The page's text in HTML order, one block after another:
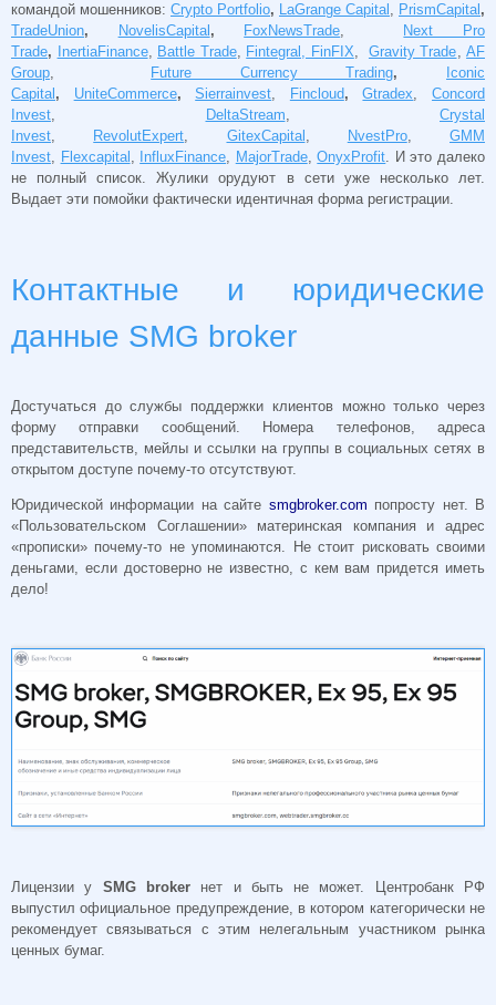
командой мошенников: Crypto Portfolio, LaGrange Capital , PrismCapital ,
TradeUnion, NovelisCapital , FoxNewsTrade,
Next Pro
Trade, InertiaFinance, Battle Trade, Fintegral, FinFIX, Gravity Trade,AF
Group, Future Currency Trading,
Iconic
Capital , UniteCommerce,Sierrainvest, Fincloud,Gtradex,Concord
Invest, DeltaStream, Crystal
Invest, RevolutExpert, GitexCapital , NvestPro, GMM
Invest, Flexcapital , InfluxFinance, MajorTrade,OnyxProfit. И это далеко
не полный список. Жулики орудуют в сети уже несколько лет.
Выдает эти помойки фактически идентичная форма регистрации.
Контактные и юридические
данные SMG broker
Достучаться до службы поддержки клиентов можно только через
форму отправки сообщений. Номера телефонов, адреса
представительств, мейлы и ссылки на группы в социальных сетях в
открытом доступе почему-то отсутствуют.
Юридической информации на сайте smgbroker.com попросту нет. В
«Пользовательском Соглашении» материнская компания и адрес
«прописки» почему-то не упоминаются. Не стоит рисковать своими
деньгами, если достоверно не известно, с кем вам придется иметь
дело!
Лицензии у SMG brokerнет и быть не может. Центробанк РФ
выпустил официальное предупреждение, в котором категорически не
рекомендует связываться с этим нелегальным участником рынка
ценных бумаг.